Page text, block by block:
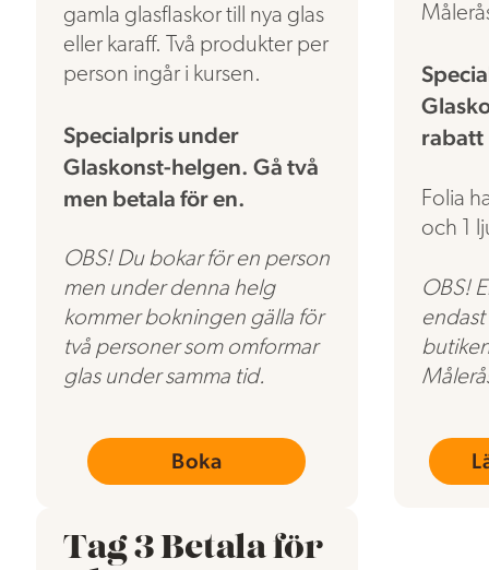
gamla glasflaskor till nya glas
eller karaff. Två produkter per
person ingår i kursen.
Specialpris under
Glaskonst-helgen. Gå två
men betala för en.
OBS! Du bokar för en person
men under denna helg
kommer bokningen gälla för
två personer som omformar
glas under samma tid.
Boka
rabatt
Folia
och 1
OBS!
Tag 3 Betala för